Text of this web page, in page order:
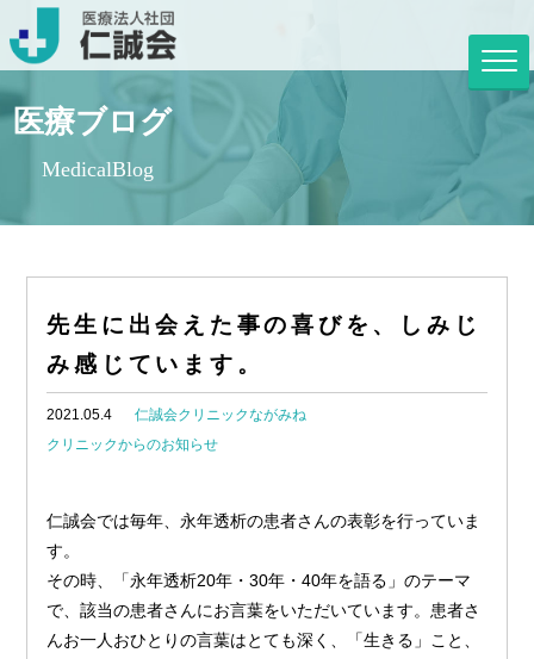
医療ブログ
MedicalBlog
先生に出会えた事の喜びを、しみじ
み感じています。
2021.05.4 仁誠会クリニックながみね
クリニックからのお知らせ
仁誠会では毎年、永年透析の患者さんの表彰を行っていま
す。
その時、「永年透析20年・30年・40年を語る」のテーマ
で、該当の患者さんにお言葉をいただいています。患者さ
んお一人おひとりの言葉はとても深く、「生きる」こと、